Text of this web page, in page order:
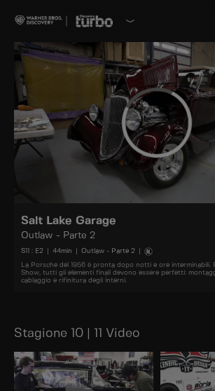
Salt Lake Garage
Outlaw - Parte 2
S11 : E2 44min Outlaw - Parte 2
La Porsche del 1956 è pronta dopo notti e ore interminabili.
Show, tutti gli elementi finali devono essere perfetti:
cablaggio e rifinitura degli interni.
Stagione 10 | 11 Video